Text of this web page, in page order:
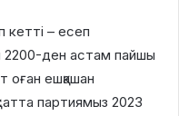
кетті – есеп
2200-ден астам пайшы
оған ешқашан
партиямыз 2023